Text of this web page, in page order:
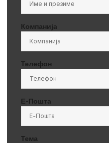
Компанија
Телефон
Е-Пошта
Тема